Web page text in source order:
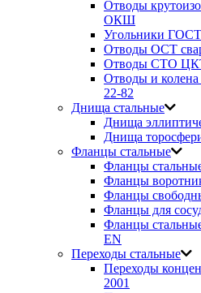
Отводы
ОКШ
Угольники
Отводы ОСТ
Отводы СТО
Отводы и
22-82
Днища стальные
Днища
Днища
Фланцы стальные
Фланцы
Фланцы
Фланцы
Фланцы для
Фланцы
EN
Переходы стальные
Переходы
2001